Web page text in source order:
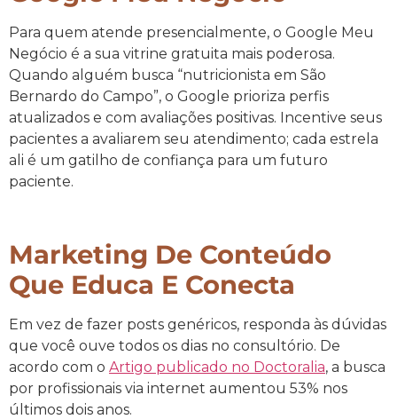
Para quem atende presencialmente, o Google Meu
Negócio é a sua vitrine gratuita mais poderosa.
Quando alguém busca “nutricionista em São
Bernardo do Campo”, o Google prioriza perfis
atualizados e com avaliações positivas. Incentive seus
pacientes a avaliarem seu atendimento; cada estrela
ali é um gatilho de confiança para um futuro
paciente.
Marketing De Conteúdo
Que Educa E Conecta
Em vez de fazer posts genéricos, responda às dúvidas
que você ouve todos os dias no consultório. De
acordo com o Artigo publicado no Doctoralia, a busca
por profissionais via internet aumentou 53% nos
últimos dois anos.